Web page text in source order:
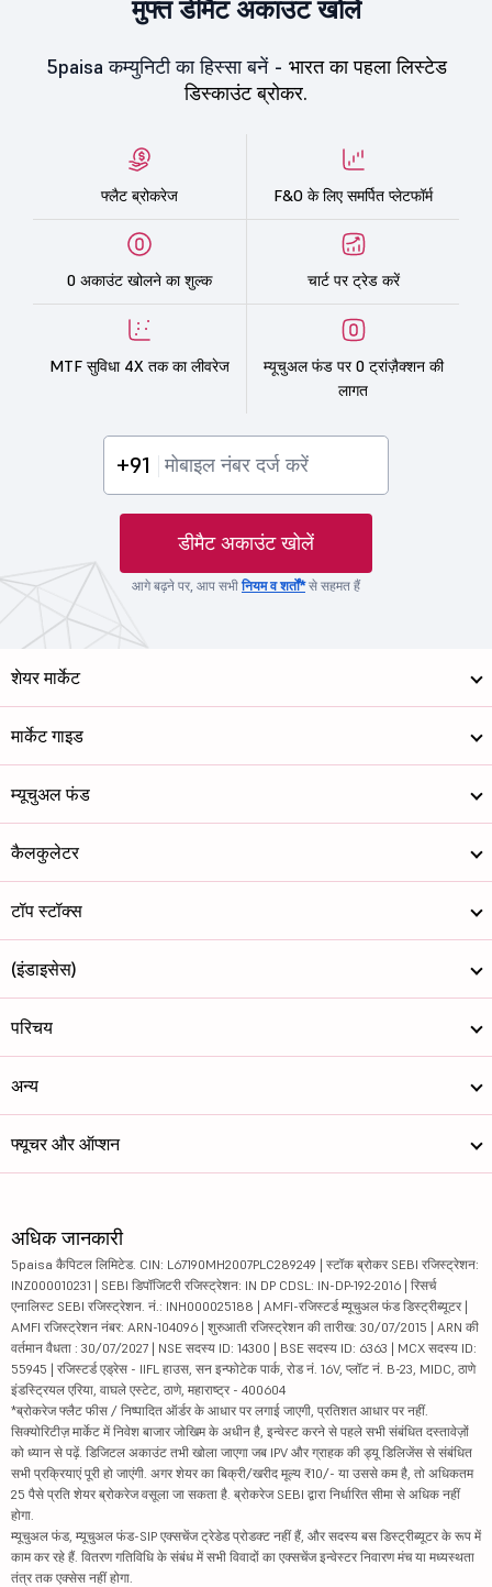
मुफ्त डीमैट अकाउंट खोलें
5paisa कम्युनिटी का हिस्सा बनें - भारत का पहला लिस्टेड
डिस्काउंट ब्रोकर.
फ्लैट ब्रोकरेज F&O के लिए समर्पित प्लेटफॉर्म
0 अकाउंट खोलने का शुल्क चार्ट पर ट्रेड करें
MTF सुविधा 4X तक का लीवरेज
म्यूचुअल फंड पर 0 ट्रांज़ैक्शन की
लागत
+91
डीमैट अकाउंट खोलें
आगे बढ़ने पर, आप सभीनियम व शर्तों*से सहमत हैं
शेयर मार्केट
मार्केट गाइड
म्यूचुअल फंड
कैलकुलेटर
टॉप स्टॉक्स
(इंडाइसेस)
परिचय
अन्य
फ्यूचर और ऑप्शन
अधिक जानकारी
5paisa कैपिटल लिमिटेड. CIN: L67190MH2007PLC289249 | स्टॉक ब्रोकर SEBI रजिस्ट्रेशन:
INZ000010231 | SEBI डिपॉजिटरी रजिस्ट्रेशन: IN DP CDSL: IN-DP-192-2016 | रिसर्च
एनालिस्ट SEBI रजिस्ट्रेशन. नं.: INH000025188 | AMFI-रजिस्टर्ड म्यूचुअल फंड डिस्ट्रीब्यूटर |
AMFI रजिस्ट्रेशन नंबर: ARN-104096 | शुरुआती रजिस्ट्रेशन की तारीख: 30/07/2015 | ARN की
वर्तमान वैधता : 30/07/2027 | NSE सदस्य ID: 14300 | BSE सदस्य ID: 6363 | MCX सदस्य ID:
55945 | रजिस्टर्ड एड्रेस - IIFL हाउस, सन इन्फोटेक पार्क, रोड नं. 16V, प्लॉट नं. B-23, MIDC, ठाणे
इंडस्ट्रियल एरिया, वाघले एस्टेट, ठाणे, महाराष्ट्र - 400604
*ब्रोकरेज फ्लैट फीस / निष्पादित ऑर्डर के आधार पर लगाई जाएगी, प्रतिशत आधार पर नहीं.
सिक्योरिटीज़ मार्केट में निवेश बाजार जोखिम के अधीन है, इन्वेस्ट करने से पहले सभी संबंधित दस्तावेज़ों
को ध्यान से पढ़ें. डिजिटल अकाउंट तभी खोला जाएगा जब IPV और ग्राहक की ड्यू डिलिजेंस से संबंधित
सभी प्रक्रियाएं पूरी हो जाएंगी. अगर शेयर का बिक्री/खरीद मूल्य ₹10/- या उससे कम है, तो अधिकतम
25 पैसे प्रति शेयर ब्रोकरेज वसूला जा सकता है. ब्रोकरेज SEBI द्वारा निर्धारित सीमा से अधिक नहीं
होगा.
म्यूचुअल फंड, म्यूचुअल फंड-SIP एक्सचेंज ट्रेडेड प्रोडक्ट नहीं हैं, और सदस्य बस डिस्ट्रीब्यूटर के रूप में
काम कर रहे हैं. वितरण गतिविधि के संबंध में सभी विवादों का एक्सचेंज इन्वेस्टर निवारण मंच या मध्यस्थता
तंत्र तक एक्सेस नहीं होगा.